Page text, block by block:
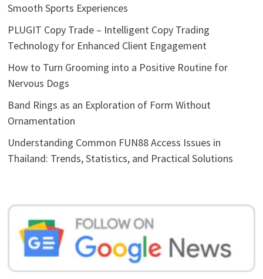
Smooth Sports Experiences
PLUGIT Copy Trade – Intelligent Copy Trading
Technology for Enhanced Client Engagement
How to Turn Grooming into a Positive Routine for
Nervous Dogs
Band Rings as an Exploration of Form Without
Ornamentation
Understanding Common FUN88 Access Issues in
Thailand: Trends, Statistics, and Practical Solutions